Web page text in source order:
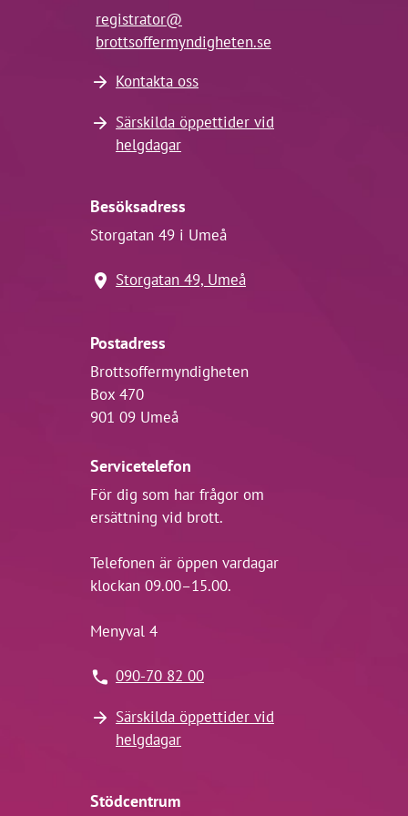
registrator@
brottsoffermyndigheten.se
Kontakta oss
Särskilda öppettider vid
helgdagar
Besöksadress
Storgatan 49 i Umeå
Storgatan 49, Umeå
Postadress
Brottsoffermyndigheten
Box 470
901 09 Umeå
Servicetelefon
För dig som har frågor om
ersättning vid brott.
Telefonen är öppen vardagar
klockan 09.00–15.00.
Menyval 4
090-70 82 00
Särskilda öppettider vid
helgdagar
Stödcentrum